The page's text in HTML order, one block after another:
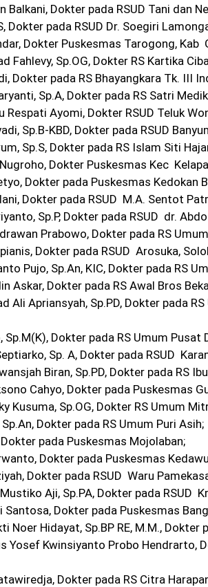
Balkani, Dokter pada RSUD Tani dan
Dokter pada RSUD Dr. Soegiri
Dokter Puskesmas Tarogong, Kab
Fahlevy, Sp.OG, Dokter RS Kartika
Dokter pada RS Bhayangkara Tk. III
Sp.A, Dokter pada RS Satri
Respati Ayomi, Dokter RSUD Teluk
Sp.B-KBD, Dokter pada RSUD
Sp.S, Dokter pada RS Islam Siti
Dokter Puskesmas Kec
Dokter pada Puskesmas Kedokan
Dokter pada RSUD M.A. Sentot
Sp.P, Dokter pada RSUD dr.
Prabowo, Dokter pada RS
Dokter pada RSUD Arosuka,
Pujo, Sp.An, KIC, Dokter pada RS
Askar, Dokter pada RS Awal Bros
Ali Apriansyah, Sp.PD, Dokter pada
Dokter pada RS Umum
Sp. A, Dokter pada RSUD
Biran, Sp.PD, Dokter pada RS
Cahyo, Dokter pada Puskesmas
Kusuma, Sp.OG, Dokter RS Umum
Dokter pada RS Umum Puri Asih;
pada Puskesmas Mojolaban;
Dokter pada Puskesmas
Dokter pada RSUD Waru
Aji, Sp.PA, Dokter pada RSUD
Santosa, Dokter pada Puskesmas
Noer Hidayat, Sp.BP RE, M.M., Dokter
Yosef Kwinsiyanto Probo Hendrarto,
Dokter pada RS Citra